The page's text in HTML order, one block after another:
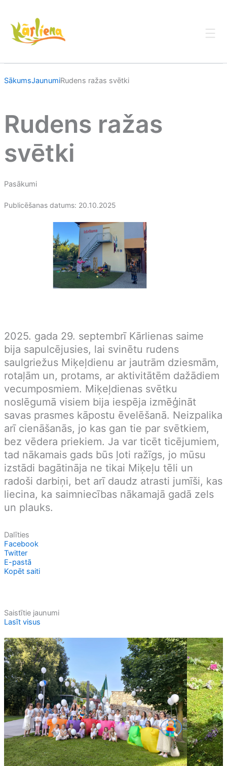
content
SākumsJaunumiRudens ražas svētki
Rudens ražas
svētki
Pasākumi
Publicēšanas datums: 20.10.2025
2025. gada 29. septembrī Kārlienas saime
bija sapulcējusies, lai svinētu rudens
saulgriežus Miķeļdienu ar jautrām dziesmām,
rotaļām un, protams, ar aktivitātēm dažādiem
vecumposmiem. Miķeļdienas svētku
noslēgumā visiem bija iespēja izmēģināt
savas prasmes kāpostu ēvelēšanā. Neizpalika
arī cienāšanās, jo kas gan tie par svētkiem,
bez vēdera priekiem. Ja var ticēt ticējumiem,
tad nākamais gads būs ļoti ražīgs, jo mūsu
izstādi bagātināja ne tikai Miķeļu tēli un
radoši darbiņi, bet arī daudz atrasti jumīši, kas
liecina, ka saimniecības nākamajā gadā zels
un plauks.
Dalīties
Facebook
Twitter
E-pastā
Kopēt saiti
Saistītie jaunumi
Lasīt visus